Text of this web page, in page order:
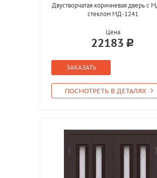
Двустворчатая коричневая дверь с
стеклом МД-1241
Цена
22183
ЗАКАЗАТЬ
ПОСМОТРЕТЬ В ДЕТАЛЯХ